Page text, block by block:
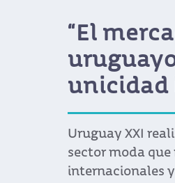
“El mercado
uruguayo
unicidad
Uruguay XXI realizó una
sector moda que reunió
internacionales y